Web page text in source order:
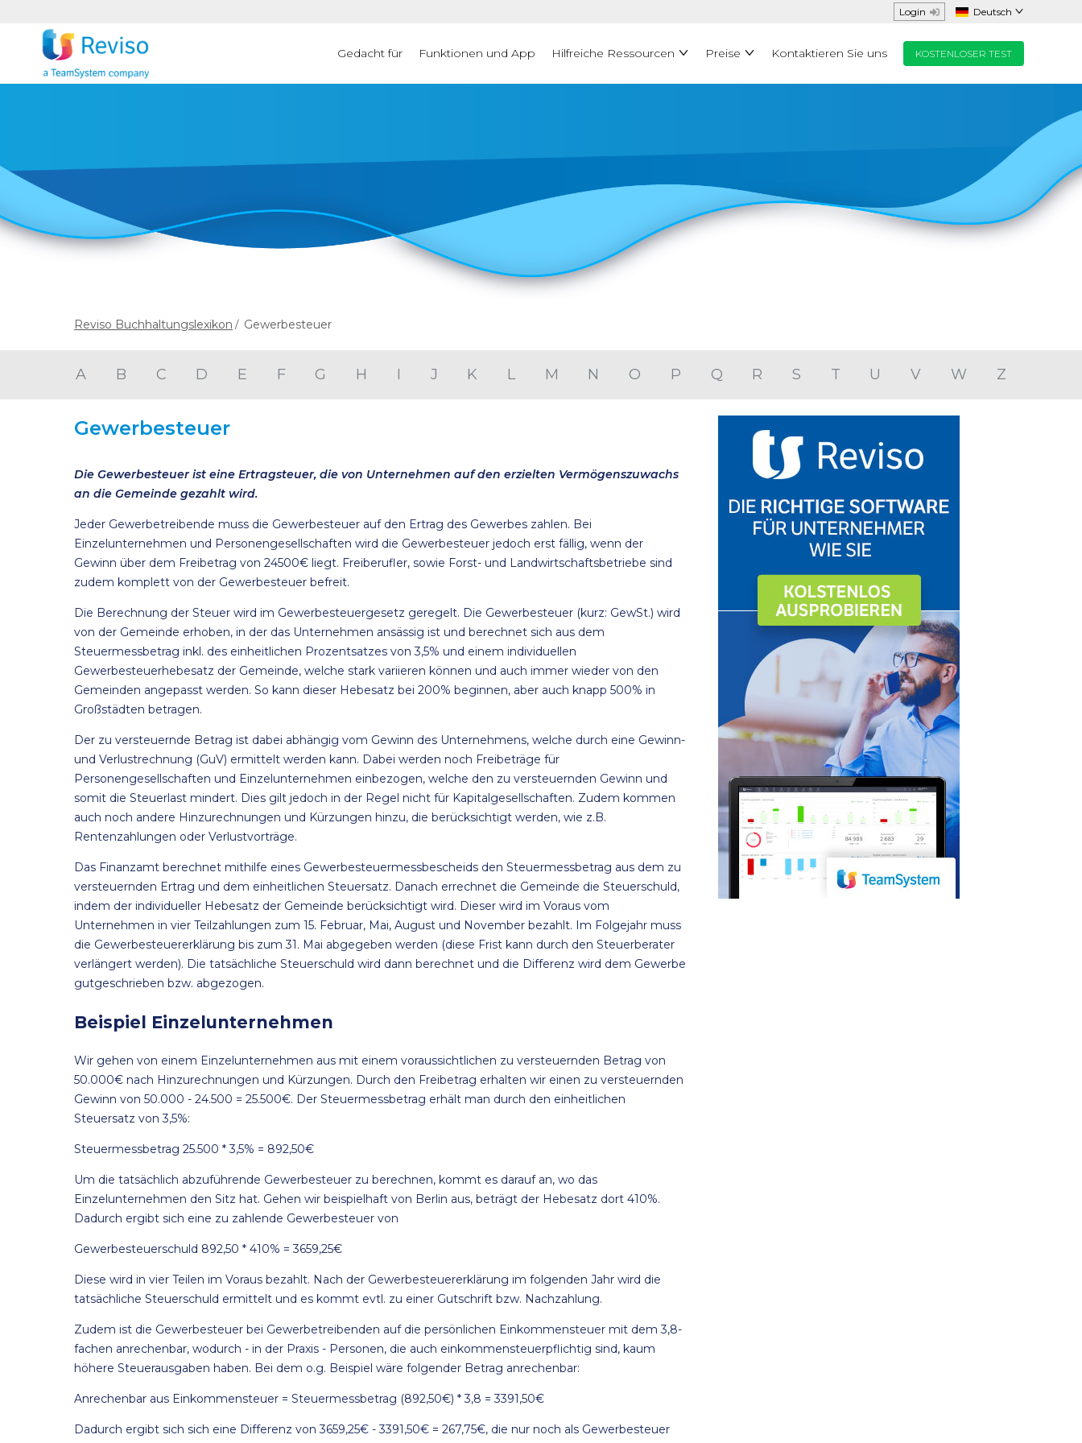
Login Deutsch
Gedacht für Funktionen und App Hilfreiche Ressourcen Preise Kontaktieren Sie uns KOSTENLOSER TEST
Reviso Buchhaltungslexikon Gewerbesteuer
A B C D E F G H I J K L M N O P Q R S T U V W Z
Gewerbesteuer
Die Gewerbesteuer ist eine Ertragsteuer, die von Unternehmen auf den erzielten Vermögenszuwachs
an die Gemeinde gezahlt wird.
Jeder Gewerbetreibende muss die Gewerbesteuer auf den Ertrag des Gewerbes zahlen. Bei
Einzelunternehmen und Personengesellschaften wird die Gewerbesteuer jedoch erst fällig, wenn der
Gewinn über dem Freibetrag von 24500€ liegt. Freiberufler, sowie Forst- und Landwirtschaftsbetriebe sind
zudem komplett von der Gewerbesteuer befreit.
Die Berechnung der Steuer wird im Gewerbesteuergesetz geregelt. Die Gewerbesteuer (kurz: GewSt.) wird
von der Gemeinde erhoben, in der das Unternehmen ansässig ist und berechnet sich aus dem
Steuermessbetrag inkl. des einheitlichen Prozentsatzes von 3,5% und einem individuellen
Gewerbesteuerhebesatz der Gemeinde, welche stark variieren können und auch immer wieder von den
Gemeinden angepasst werden. So kann dieser Hebesatz bei 200% beginnen, aber auch knapp 500% in
Großstädten betragen.
Der zu versteuernde Betrag ist dabei abhängig vom Gewinn des Unternehmens, welche durch eine Gewinn-
und Verlustrechnung (GuV) ermittelt werden kann. Dabei werden noch Freibeträge für
Personengesellschaften und Einzelunternehmen einbezogen, welche den zu versteuernden Gewinn und
somit die Steuerlast mindert. Dies gilt jedoch in der Regel nicht für Kapitalgesellschaften. Zudem kommen
auch noch andere Hinzurechnungen und Kürzungen hinzu, die berücksichtigt werden, wie z.B.
Rentenzahlungen oder Verlustvorträge.
Das Finanzamt berechnet mithilfe eines Gewerbesteuermessbescheids den Steuermessbetrag aus dem zu
versteuernden Ertrag und dem einheitlichen Steuersatz. Danach errechnet die Gemeinde die Steuerschuld,
indem der individueller Hebesatz der Gemeinde berücksichtigt wird. Dieser wird im Voraus vom
Unternehmen in vier Teilzahlungen zum 15. Februar, Mai, August und November bezahlt. Im Folgejahr muss
die Gewerbesteuererklärung bis zum 31. Mai abgegeben werden (diese Frist kann durch den Steuerberater
verlängert werden). Die tatsächliche Steuerschuld wird dann berechnet und die Differenz wird dem Gewerbe
gutgeschrieben bzw. abgezogen.
Beispiel Einzelunternehmen
Wir gehen von einem Einzelunternehmen aus mit einem voraussichtlichen zu versteuernden Betrag von
50.000€ nach Hinzurechnungen und Kürzungen. Durch den Freibetrag erhalten wir einen zu versteuernden
Gewinn von 50.000 - 24.500 = 25.500€. Der Steuermessbetrag erhält man durch den einheitlichen
Steuersatz von 3,5%:
Steuermessbetrag 25.500 * 3,5% = 892,50€
Um die tatsächlich abzuführende Gewerbesteuer zu berechnen, kommt es darauf an, wo das
Einzelunternehmen den Sitz hat. Gehen wir beispielhaft von Berlin aus, beträgt der Hebesatz dort 410%.
Dadurch ergibt sich eine zu zahlende Gewerbesteuer von
Gewerbesteuerschuld 892,50 * 410% = 3659,25€
Diese wird in vier Teilen im Voraus bezahlt. Nach der Gewerbesteuererklärung im folgenden Jahr wird die
tatsächliche Steuerschuld ermittelt und es kommt evtl. zu einer Gutschrift bzw. Nachzahlung.
Zudem ist die Gewerbesteuer bei Gewerbetreibenden auf die persönlichen Einkommensteuer mit dem 3,8-
fachen anrechenbar, wodurch - in der Praxis - Personen, die auch einkommensteuerpflichtig sind, kaum
höhere Steuerausgaben haben. Bei dem o.g. Beispiel wäre folgender Betrag anrechenbar:
Anrechenbar aus Einkommensteuer = Steuermessbetrag (892,50€) * 3,8 = 3391,50€
Dadurch ergibt sich sich eine Differenz von 3659,25€ - 3391,50€ = 267,75€, die nur noch als Gewerbesteuer